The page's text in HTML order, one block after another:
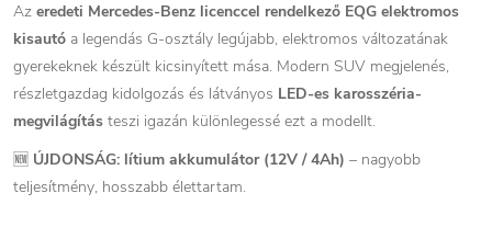
Az eredeti Mercedes-Benz licenccel rendelkező EQG elektromos
kisautó a legendás G-osztály legújabb, elektromos változatának
gyerekeknek készült kicsinyített mása. Modern SUV megjelenés,
részletgazdag kidolgozás és látványos LED-es karosszéria-
megvilágítás teszi igazán különlegessé ezt a modellt.
🆕 ÚJDONSÁG: lítium akkumulátor (12V / 4Ah) – nagyobb
teljesítmény, hosszabb élettartam.